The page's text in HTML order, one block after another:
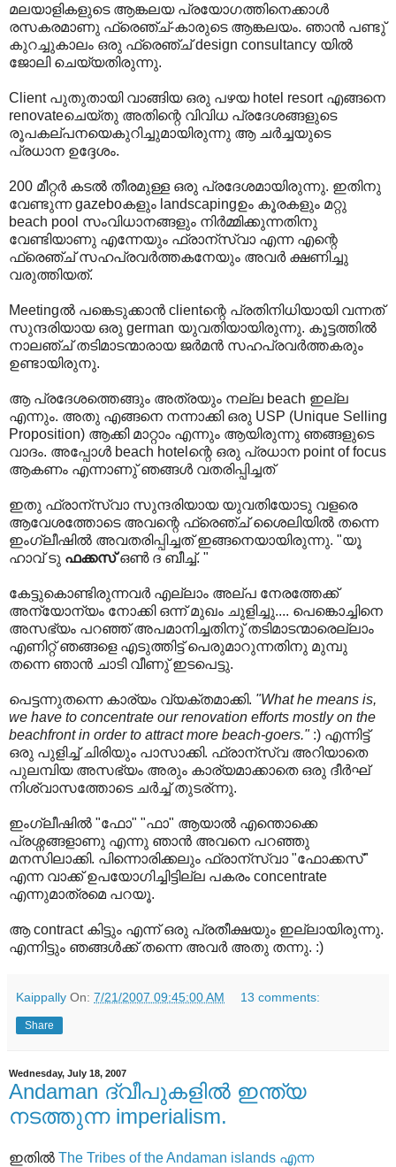
മലയാളികളുടെ ആങ്കലയ പ്രയോഗത്തിനെക്കാള്‍
രസകരമാണു ഫ്രെഞ്ച്-കാരുടെ ആങ്കലയം. ഞാന്‍ പണ്ടു്
കുറച്ചുകാലം ഒരു ഫ്രെഞ്ച് design consultancy യില്‍
ജോലി ചെയ്യതിരുന്നു.
Client പുതുതായി വാങ്ങിയ ഒരു പഴയ hotel resort എങ്ങനെ
renovateചെയ്തു അതിന്റെ വിവിധ പ്രദേശങ്ങളുടെ
രൂപകല്പനയെകുറിച്ചുമായിരുന്നു ആ ചര്‍ച്ചയുടെ
പ്രധാന ഉദ്ദേശം.
200 മീറ്റര്‍ കടല്‍ തീരമുള്ള ഒരു പ്രദേശമായിരുന്നു. ഇതിനു
വേണ്ടുന്ന gazeboകളും landscapingഉം കൂരകളും മറ്റു
beach pool സംവിധാനങ്ങളും നിര്‍മ്മിക്കുന്നതിനു
വേണ്ടിയാണു എന്നേയും ഫ്രാന്സ്വാ എന്ന എന്റെ
ഫ്രെഞ്ച് സഹപ്രവര്‍ത്തകനേയും അവര്‍ ക്ഷണിച്ചു
വരുത്തിയത്.
Meetingല്‍ പങ്കെടുക്കാന്‍ clientന്റെ പ്രതിനിധിയായി വന്നത്
സുന്ദരിയായ ഒരു german യുവതിയായിരുന്നു. കൂട്ടത്തില്‍
നാലഞ്ച് തടിമാടന്മാരായ ജര്‍മന്‍ സഹപ്രവര്‍ത്തകരും
ഉണ്ടായിരുനു.
ആ പ്രദേശത്തെങ്ങും അത്രയും നല്ല beach ഇല്ല
എന്നും. അതു എങ്ങനെ നന്നാക്കി ഒരു USP (Unique Selling
Proposition) ആക്കി മാറ്റാം എന്നും ആയിരുന്നു ഞങ്ങളുടെ
വാദം. അപ്പോള്‍ beach hotelന്റെ ഒരു പ്രധാന point of focus
ആകണം എന്നാണു് ഞങ്ങള്‍ വതരിപ്പിച്ചത്
ഇതു ഫ്രാന്സ്വാ സുന്ദരിയായ യുവതിയോടു വളരെ
ആവേശത്തോടെ അവന്റെ ഫ്രെഞ്ച് ശൈലിയില്‍ തന്നെ
ഇം‌ഗ്ലീഷില്‍ അവതരിപ്പിച്ചത് ഇങ്ങനെയായിരുന്നു. "യൂ
ഹാവ് ടു ഫക്കസ്ഒണ്‍ ദ ബീച്ച്. "
കേട്ടുകൊണ്ടിരുന്നവര്‍ എല്ലാം അല്പ നേരത്തേക്ക്
അന്യോന്യം നോക്കി ഒന്ന് മുഖം ചുളിച്ചു.... പെങ്കൊച്ചിനെ
അസഭ്യം പറഞ്ഞ് അപമാനിച്ചതിനു് തടിമാടന്മാരെല്ലാം
എണിറ്റ് ഞങ്ങളെ എടുത്തിട്ട് പെരുമാറുന്നതിനു മുമ്പു
തന്നെ ഞാന്‍ ചാടി വീണു് ഇടപെട്ടു.
പെട്ടന്നുതന്നെ കാര്യം വ്യക്തമാക്കി. "What he means is,
we have to concentrate our renovation efforts mostly on the
beachfront in order to attract more beach-goers.":) എന്നിട്ട്
ഒരു പുളിച്ച് ചിരിയും പാസാക്കി. ഫ്രാന്സ്വ അറിയാതെ
പുലമ്പിയ അസഭ്യം അരും കാര്യമാക്കാതെ ഒരു ദീര്‍ഘ്
നിശ്വാസത്തോടെ ചര്‍ച്ച് തുടര്ന്നു.
ഇം‌ഗ്ലീഷില്‍ "ഫോ" "ഫാ" ആയാല്‍ എന്തൊക്കെ
പ്രശ്നങ്ങളാണു എന്നു ഞാന്‍ അവനെ പറഞ്ഞു
മനസിലാക്കി. പിന്നൊരിക്കലും ഫ്രാന്സ്വാ "ഫോക്കസ്"
എന്ന വാക്ക് ഉപയോഗിച്ചിട്ടില്ല പകരം concentrate
എന്നുമാത്രമെ പറയൂ.
ആ contract കിട്ടും എന്ന് ഒരു പ്രതീക്ഷയും ഇല്ലായിരുന്നു.
എന്നിട്ടും ഞങ്ങള്‍ക്ക് തന്നെ അവര്‍ അതു തന്നു. :)
Kaippally On: 7/21/2007 09:45:00 AM 13 comments:
Share
Wednesday, July 18, 2007
Andaman ദ്വീപുകളില്‍ ഇന്ത്യ
നടത്തുന്ന imperialism.
ഇതില്‍ The Tribes of the Andaman islands എന്ന